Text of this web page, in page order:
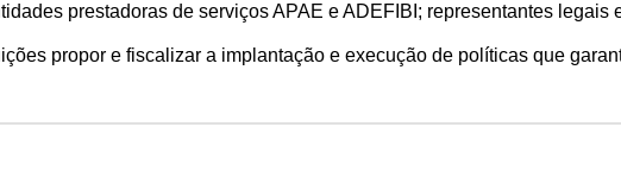
prestadoras de serviços APAE e ADEFIBI; representantes legais
propor e fiscalizar a implantação e execução de políticas que